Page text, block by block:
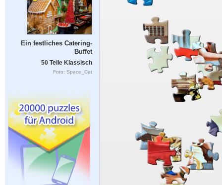
Ein festliches Catering-
Buffet
50 Teile Klassisch
Foto: Space_Cat